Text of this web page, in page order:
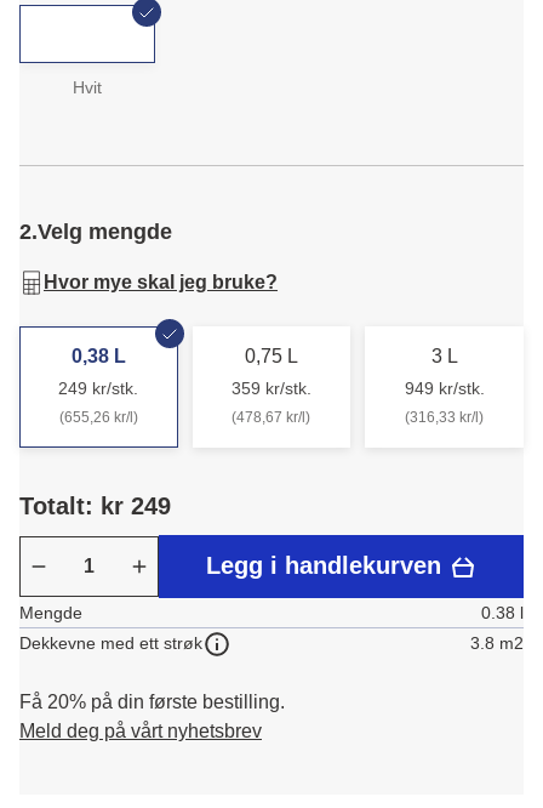
Hvit
2.Velg mengde
Hvor mye skal jeg bruke?
0,38 L
249 kr/stk.
(655,26 kr/l)
0,75 L
359 kr/stk.
(478,67 kr/l)
3 L
949 kr/stk.
(316,33 kr/l)
Totalt: kr 249
Legg i handlekurven
Mengde
0.38 l
Dekkevne med ett strøk
3.8 m2
Få 20% på din første bestilling.
Meld deg på vårt nyhetsbrev